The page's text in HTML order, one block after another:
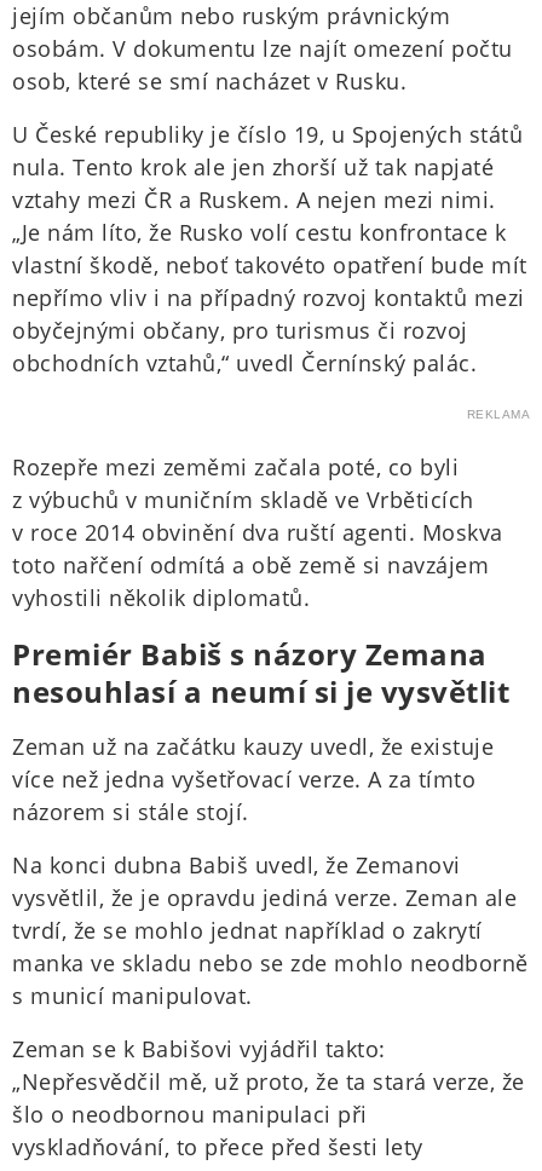
jejím občanům nebo ruským právnickým
osobám. V dokumentu lze najít omezení počtu
osob, které se smí nacházet v Rusku.
U České republiky je číslo 19, u Spojených států
nula. Tento krok ale jen zhorší už tak napjaté
vztahy mezi ČR a Ruskem. A nejen mezi nimi.
„Je nám líto, že Rusko volí cestu konfrontace k
vlastní škodě, neboť takovéto opatření bude mít
nepřímo vliv i na případný rozvoj kontaktů mezi
obyčejnými občany, pro turismus či rozvoj
obchodních vztahů,“ uvedl Černínský palác.
REKLAMA
Rozepře mezi zeměmi začala poté, co byli
z výbuchů v muničním skladě ve Vrběticích
v roce 2014 obvinění dva ruští agenti. Moskva
toto nařčení odmítá a obě země si navzájem
vyhostili několik diplomatů.
Premiér Babiš s názory Zemana
nesouhlasí a neumí si je vysvětlit
Zeman už na začátku kauzy uvedl, že existuje
více než jedna vyšetřovací verze. A za tímto
názorem si stále stojí.
Na konci dubna Babiš uvedl, že Zemanovi
vysvětlil, že je opravdu jediná verze. Zeman ale
tvrdí, že se mohlo jednat například o zakrytí
manka ve skladu nebo se zde mohlo neodborně
s municí manipulovat.
Zeman se k Babišovi vyjádřil takto:
„Nepřesvědčil mě, už proto, že ta stará verze, že
šlo o neodbornou manipulaci při
vyskladňování, to přece před šesti lety